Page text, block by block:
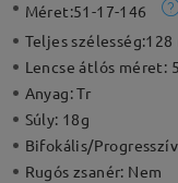
Méret:51-17-146
Teljes szélesség:128
Lencse átlós méret:
Anyag:Tr
Súly: 18g
Bifokális/
Rugós zsanér: Nem